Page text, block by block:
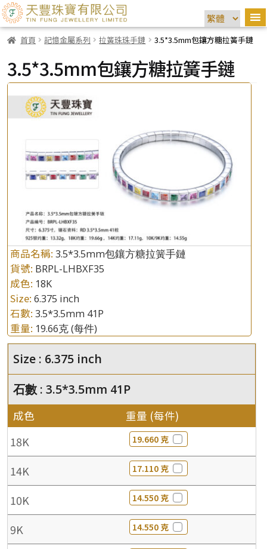
首頁 記憶金屬系列 拉簧珠珠手鏈 3.5*3.5mm包鑲方糖拉簧手鏈
3.5*3.5mm包鑲方糖拉簧手鏈
商品名稱: 3.5*3.5mm包鑲方糖拉簧手鏈
貨號: BRPL-LHBXF35
成色: 18K
Size: 6.375 inch
石數: 3.5*3.5mm 41P
重量: 19.66克(每件)
Size : 6.375 inch
石數 : 3.5*3.5mm 41P
成色 重量 (每件)
18K 19.660 克
14K 17.110 克
10K 14.550 克
9K 14.550 克